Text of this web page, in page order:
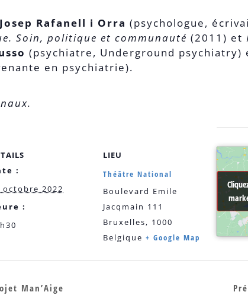
Josep Rafanell i Orra (psychologue,
Soin, politique et communauté (2011) et
(psychiatre, Underground psychiatry)
en psychiatrie).
:
octobre 2022
:
LIEU
Théâtre National
Boulevard Emile
Jacqmain 111
Bruxelles, 1000
Belgique + Google Map
Man’Aige